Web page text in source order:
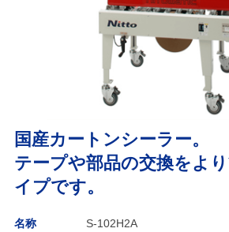
国産カートンシーラー。
テープや部品の交換をよ
イプです。
名称 S-102H2A